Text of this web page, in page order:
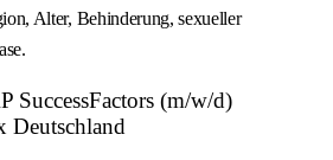
Alter, Behinderung, sexueller
SuccessFactors (m/w/d)
Deutschland